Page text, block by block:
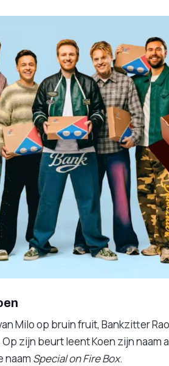
Milo op bruin fruit, Bankzitter
Op zijn beurt leent Koen zijn
naam Special on Fire Box.